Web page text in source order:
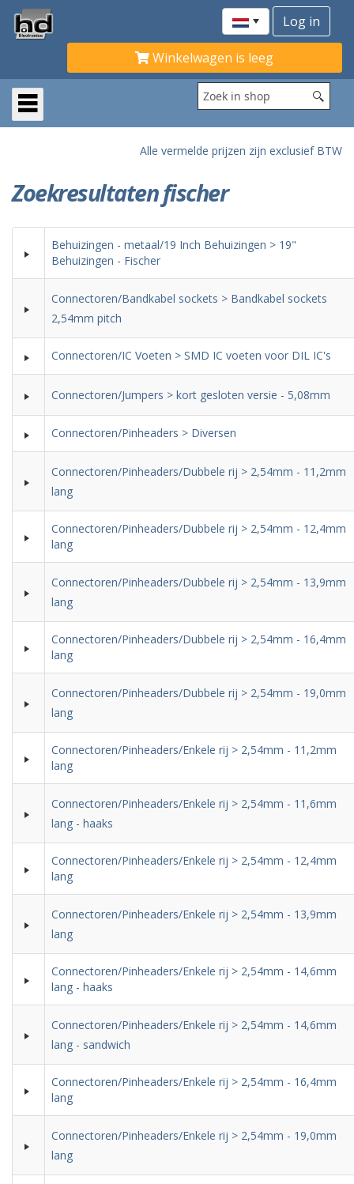
Winkelwagen is leeg
Alle vermelde prijzen zijn exclusief BTW
Zoekresultaten fischer
Behuizingen - metaal/19 Inch Behuizingen > 19"
Behuizingen - Fischer
Connectoren/Bandkabel sockets > Bandkabel sockets
2,54mm pitch
Connectoren/IC Voeten > SMD IC voeten voor DIL IC's
Connectoren/Jumpers > kort gesloten versie - 5,08mm
Connectoren/Pinheaders > Diversen
Connectoren/Pinheaders/Dubbele rij > 2,54mm - 11,2mm
lang
Connectoren/Pinheaders/Dubbele rij > 2,54mm - 12,4mm
lang
Connectoren/Pinheaders/Dubbele rij > 2,54mm - 13,9mm
lang
Connectoren/Pinheaders/Dubbele rij > 2,54mm - 16,4mm
lang
Connectoren/Pinheaders/Dubbele rij > 2,54mm - 19,0mm
lang
Connectoren/Pinheaders/Enkele rij > 2,54mm - 11,2mm
lang
Connectoren/Pinheaders/Enkele rij > 2,54mm - 11,6mm
lang - haaks
Connectoren/Pinheaders/Enkele rij > 2,54mm - 12,4mm
lang
Connectoren/Pinheaders/Enkele rij > 2,54mm - 13,9mm
lang
Connectoren/Pinheaders/Enkele rij > 2,54mm - 14,6mm
lang - haaks
Connectoren/Pinheaders/Enkele rij > 2,54mm - 14,6mm
lang - sandwich
Connectoren/Pinheaders/Enkele rij > 2,54mm - 16,4mm
lang
Connectoren/Pinheaders/Enkele rij > 2,54mm - 19,0mm
lang